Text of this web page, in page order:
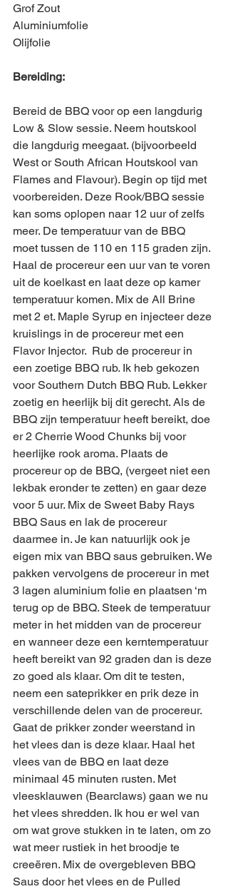
Grof Zout
Aluminiumfolie
Olijfolie
Bereiding:
Bereid de BBQ voor op een langdurig
Low & Slow sessie. Neem houtskool
die langdurig meegaat. (bijvoorbeeld
West or South African Houtskool van
Flames and Flavour). Begin op tijd met
voorbereiden. Deze Rook/BBQ sessie
kan soms oplopen naar 12 uur of zelfs
meer. De temperatuur van de BBQ
moet tussen de 110 en 115 graden zijn.
Haal de procereur een uur van te voren
uit de koelkast en laat deze op kamer
temperatuur komen. Mix de All Brine
met 2 et. Maple Syrup en injecteer deze
kruislings in de procereur met een
Flavor Injector.  Rub de procereur in
een zoetige BBQ rub. Ik heb gekozen
voor Southern Dutch BBQ Rub. Lekker
zoetig en heerlijk bij dit gerecht. Als de
BBQ zijn temperatuur heeft bereikt, doe
er 2 Cherrie Wood Chunks bij voor
heerlijke rook aroma. Plaats de
procereur op de BBQ, (vergeet niet een
lekbak eronder te zetten) en gaar deze
voor 5 uur. Mix de Sweet Baby Rays
BBQ Saus en lak de procereur
daarmee in. Je kan natuurlijk ook je
eigen mix van BBQ saus gebruiken. We
pakken vervolgens de procereur in met
3 lagen aluminium folie en plaatsen ‘m
terug op de BBQ. Steek de temperatuur
meter in het midden van de procereur
en wanneer deze een kerntemperatuur
heeft bereikt van 92 graden dan is deze
zo goed als klaar. Om dit te testen,
neem een sateprikker en prik deze in
verschillende delen van de procereur.
Gaat de prikker zonder weerstand in
het vlees dan is deze klaar. Haal het
vlees van de BBQ en laat deze
minimaal 45 minuten rusten. Met
vleesklauwen (Bearclaws) gaan we nu
het vlees shredden. Ik hou er wel van
om wat grove stukken in te laten, om zo
wat meer rustiek in het broodje te
creeëren. Mix de overgebleven BBQ
Saus door het vlees en de Pulled